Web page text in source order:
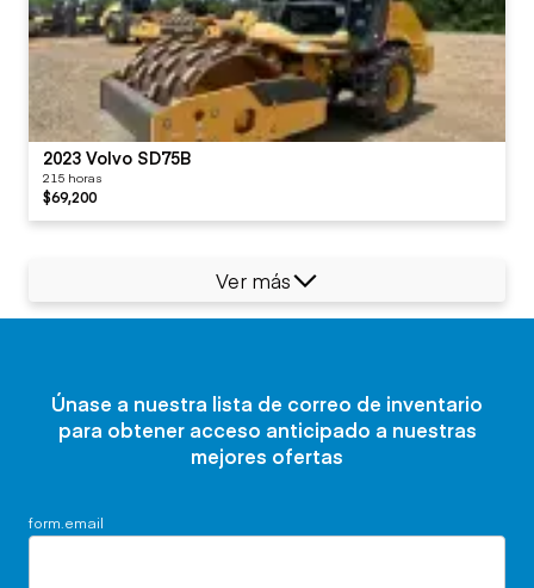
2023 Volvo SD75B
215 horas
$69,200
Ver más
Únase a nuestra lista de correo de inventario
para obtener acceso anticipado a nuestras
mejores ofertas
form.email